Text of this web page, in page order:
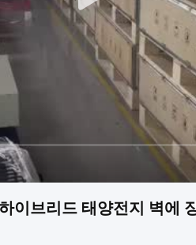
이브리드 태양전지 벽에